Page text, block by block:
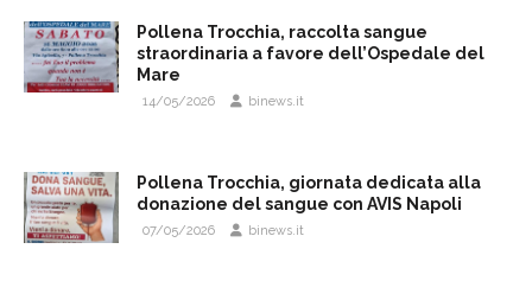
Pollena Trocchia, raccolta sangue
straordinaria a favore dell’Ospedale del
Mare
14/05/2026 binews.it
Pollena Trocchia, giornata dedicata alla
donazione del sangue con AVIS Napoli
07/05/2026 binews.it